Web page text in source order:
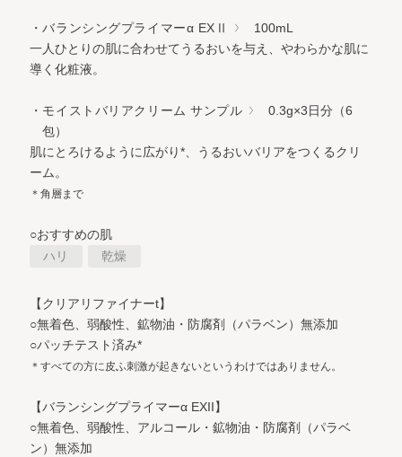
・バランシングプライマーα EXⅡ
100mL
一人ひとりの肌に合わせてうるおいを与え、やわらかな肌に
導く化粧液。
・モイストバリアクリーム サンプル
0.3g×3日分（6
包）
肌にとろけるように広がり*、うるおいバリアをつくるクリ
ーム。
＊角層まで
○おすすめの肌
ハリ
乾燥
【クリアリファイナーt】
○無着色、弱酸性、鉱物油・防腐剤（パラベン）無添加
○パッチテスト済み*
＊すべての方に皮ふ刺激が起きないというわけではありません。
【バランシングプライマーα EXII】
○無着色、弱酸性、アルコール・鉱物油・防腐剤（パラベ
ン）無添加